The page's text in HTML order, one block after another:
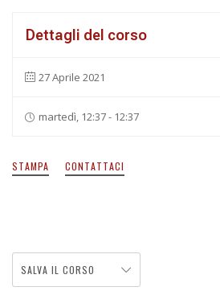
Dettagli del corso
27 Aprile 2021
martedì, 12:37 - 12:37
STAMPA CONTATTACI
SALVA IL CORSO